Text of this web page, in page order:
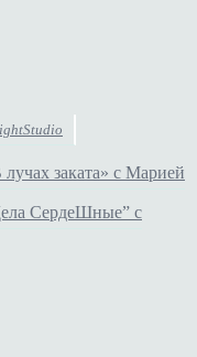
заката» с Марией
СердеШные” с